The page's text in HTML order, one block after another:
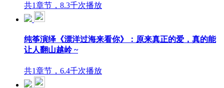
共1章节，8.3千次播放
纯筝演绎《漂洋过海来看你》：原来真正的爱，真的能
让人翻山越岭 ~
共1章节，6.4千次播放